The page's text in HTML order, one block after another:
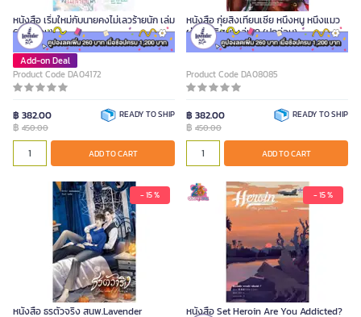
หนังสือ เริ่มใหม่กับนายคงไม่เลวร้ายนัก เล่ม
6 (เล่มจบ)
Add-on Deal
Product Code DA04172
฿ 382.00
฿ 450.00
READY TO SHIP
ADD TO CART
หนังสือ กุ่ยสิงเทียนเซี่ย หนึ่งหนู หนึ่งแมว
ผ่าคดีปริศนา เล่ม 9 (ปกอ่อน)
Product Code DA08085
฿ 382.00
฿ 450.00
READY TO SHIP
ADD TO CART
- 15 %
หนังสือ ธรตัวจริง สนพ.Lavender
- 15 %
หนังสือ Set Heroin Are You Addicted?